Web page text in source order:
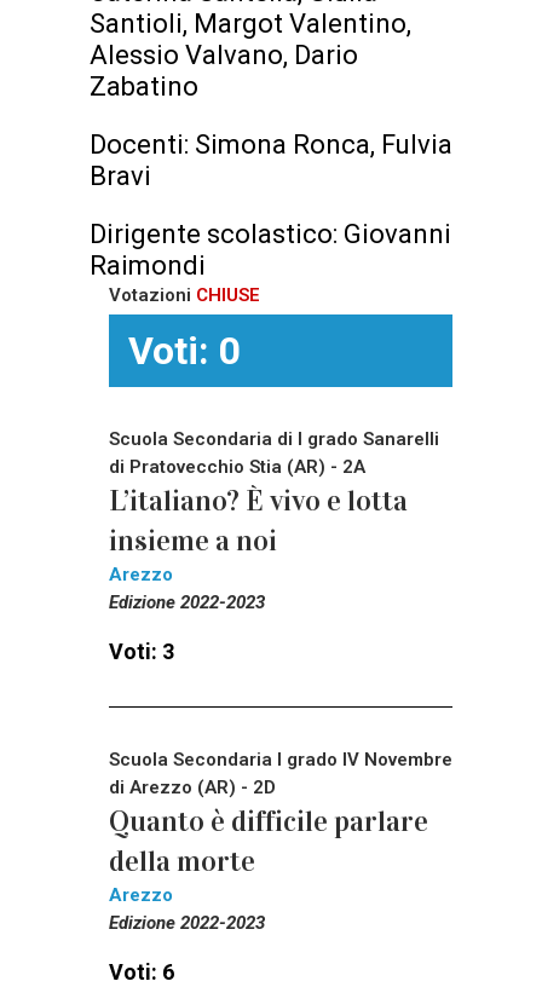
Santioli, Margot Valentino,
Alessio Valvano, Dario
Zabatino
Docenti: Simona Ronca, Fulvia
Bravi
Dirigente scolastico: Giovanni
Raimondi
Votazioni CHIUSE
Voti: 0
Scuola Secondaria di I grado Sanarelli
di Pratovecchio Stia (AR) - 2A
L’italiano? È vivo e lotta
insieme a noi
Arezzo
Edizione 2022-2023
Voti: 3
Scuola Secondaria I grado IV Novembre
di Arezzo (AR) - 2D
Quanto è difficile parlare
della morte
Arezzo
Edizione 2022-2023
Voti: 6